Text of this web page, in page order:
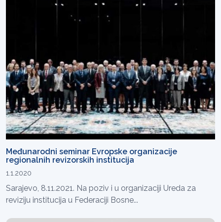
Međunarodni seminar Evropske organizacije
regionalnih revizorskih institucija
1.1.2020
Sarajevo, 8.11.2021. Na poziv i u organizaciji Ureda za
reviziju institucija u Federaciji Bosne...